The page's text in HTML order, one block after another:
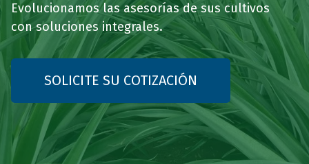
Evolucionamos las asesorías de sus cultivos
con soluciones integrales.
SOLICITE SU COTIZACIÓN